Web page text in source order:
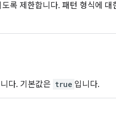
록 제한합니다. 패턴 형식에 대
다. 기본값은 true 입니다.